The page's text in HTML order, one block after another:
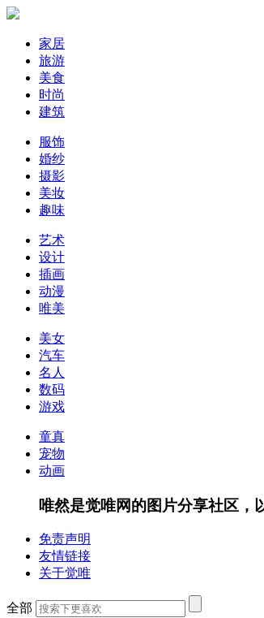
家居
旅游
美食
时尚
建筑
服饰
婚纱
摄影
美妆
趣味
艺术
设计
插画
动漫
唯美
美女
汽车
名人
数码
游戏
童真
宠物
动画
唯然是觉唯网的图片分享社区，
免责声明
友情链接
关于觉唯
全部